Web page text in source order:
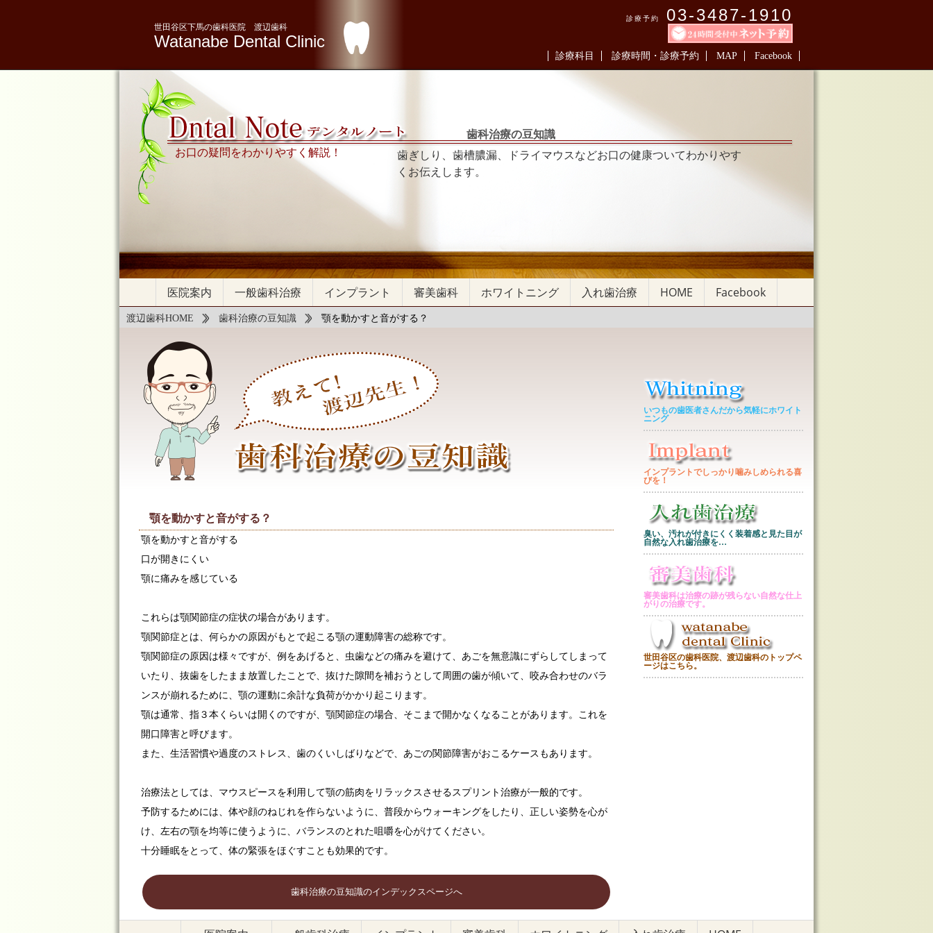
世田谷区下馬の歯科医院 渡辺歯科
Watanabe Dental Clinic
診療予約 03-3487-1910
診療科目 診療時間・診療予約 MAP Facebook
歯科治療の豆知識
お口の疑問をわかりやすく解説！
歯ぎしり、歯槽膿漏、ドライマウスなどお口の健康ついてわかりやす
くお伝えします。
医院案内 一般歯科治療 インプラント 審美歯科 ホワイトニング 入れ歯治療 HOME Facebook
渡辺歯科HOME 歯科治療の豆知識 顎を動かすと音がする？
顎を動かすと音がする？
顎を動かすと音がする
口が開きにくい
顎に痛みを感じている
これらは顎関節症の症状の場合があります。
顎関節症とは、何らかの原因がもとで起こる顎の運動障害の総称です。
顎関節症の原因は様々ですが、例をあげると、虫歯などの痛みを避けて、あごを無意識にずらしてしまって
いたり、抜歯をしたまま放置したことで、抜けた隙間を補おうとして周囲の歯が傾いて、咬み合わせのバラ
ンスが崩れるために、顎の運動に余計な負荷がかかり起こります。
顎は通常、指３本くらいは開くのですが、顎関節症の場合、そこまで開かなくなることがあります。これを
開口障害と呼びます。
また、生活習慣や過度のストレス、歯のくいしばりなどで、あごの関節障害がおこるケースもあります。
治療法としては、マウスピースを利用して顎の筋肉をリラックスさせるスプリント治療が一般的です。
予防するためには、体や顔のねじれを作らないように、普段からウォーキングをしたり、正しい姿勢を心が
け、左右の顎を均等に使うように、バランスのとれた咀嚼を心がけてください。
十分睡眠をとって、体の緊張をほぐすことも効果的です。
歯科治療の豆知識のインデックスページへ
いつもの歯医者さんだから気軽にホワイト
ニング
インプラントでしっかり噛みしめられる喜
びを！
臭い、汚れが付きにくく装着感と見た目が
自然な入れ歯治療を…
審美歯科は治療の跡が残らない自然な仕上
がりの治療です。
世田谷区の歯科医院、渡辺歯科のトップペ
ージはこちら。